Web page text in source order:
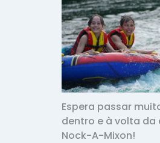
Espera passar
dentro e à volta da
Nock-A-Mixon!